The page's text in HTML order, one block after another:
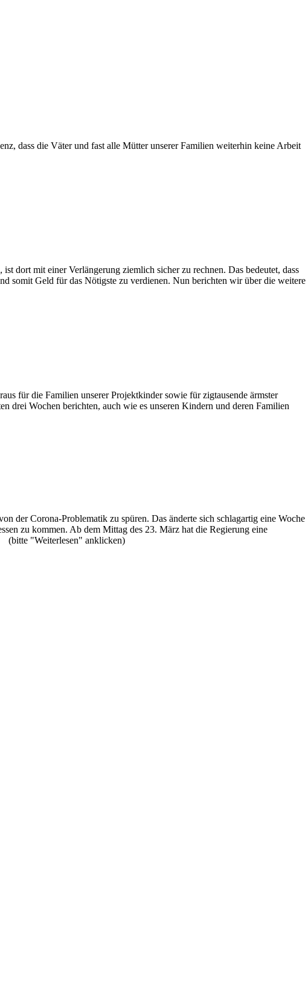
dass die Väter und fast alle Mütter unserer Familien weiterhin keine Arbeit
dort mit einer Verlängerung ziemlich sicher zu rechnen. Das bedeutet, dass
somit Geld für das Nötigste zu verdienen. Nun berichten wir über die weitere
für die Familien unserer Projektkinder sowie für zigtausende ärmster
drei Wochen berichten, auch wie es unseren Kindern und deren Familien
der Corona-Problematik zu spüren. Das änderte sich schlagartig eine Woche
zu kommen. Ab dem Mittag des 23. März hat die Regierung eine
(bitte "Weiterlesen" anklicken)